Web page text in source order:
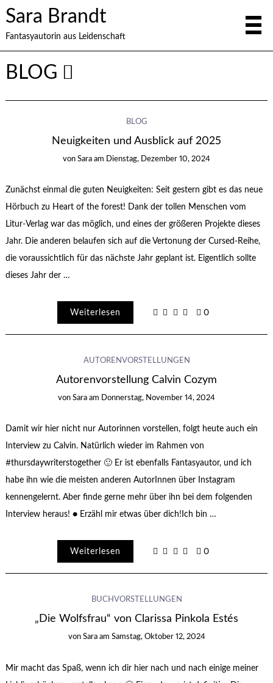
Sara Brandt
Fantasyautorin aus Leidenschaft
BLOG
BLOG
Neuigkeiten und Ausblick auf 2025
von Sara am Dienstag, Dezember 10, 2024
Zunächst einmal die guten Neuigkeiten: Seit gestern gibt es das neue
Hörbuch zu Heart of the forest! Dank der tollen Menschen vom
Litur-Verlag war das möglich, und eines der größeren Projekte dieses
Jahr. Die anderen belaufen sich auf die Vertonung der Cursed-Reihe,
die voraussichtlich für das nächste Jahr geplant ist. Eigentlich sollte
dieses Jahr der …
Weiterlesen 0
AUTORENVORSTELLUNGEN
Autorenvorstellung Calvin Cozym
von Sara am Donnerstag, November 14, 2024
Damit wir hier nicht nur Autorinnen vorstellen, folgt heute auch ein
Interview zu Calvin. Natürlich wieder im Rahmen von
#thursdaywriterstogether 🙂 Er ist ebenfalls Fantasyautor, und ich
habe ihn wie die meisten anderen AutorInnen über Instagram
kennengelernt. Aber finde gerne mehr über ihn bei dem folgenden
Interview heraus! ● Erzähl mir etwas über dich!Ich bin …
Weiterlesen 0
BUCHVORSTELLUNGEN
„Die Wolfsfrau“ von Clarissa Pinkola Estés
von Sara am Samstag, Oktober 12, 2024
Mir macht das Spaß, wenn ich dir hier nach und nach einige meiner